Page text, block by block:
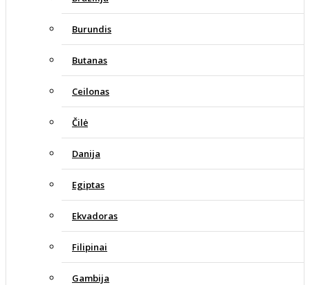
Burundis
Butanas
Ceilonas
Čilė
Danija
Egiptas
Ekvadoras
Filipinai
Gambija